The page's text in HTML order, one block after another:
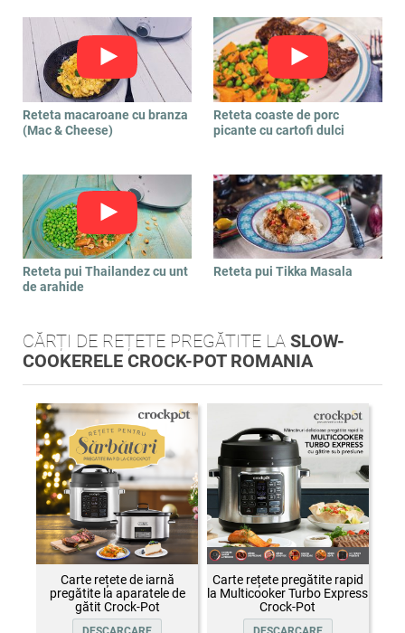
Reteta macaroane cu branza
(Mac & Cheese)
Reteta coaste de porc
picante cu cartofi dulci
Reteta pui Thailandez cu unt
de arahide
Reteta pui Tikka Masala
CĂRȚI DE REȚETE PREGĂTITE LASLOW-
COOKERELE CROCK-POT ROMANIA
Carte rețete de iarnă
pregătite la aparatele de
gătit Crock-Pot
Carte rețete pregătite rapid
la Multicooker Turbo Express
Crock-Pot